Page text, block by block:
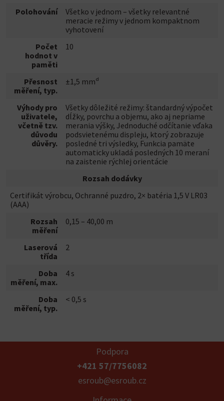
Polohování
Všetko v jednom – všetky relevantné
meracie režimy v jednom kompaktnom
vyhotovení
Počet
hodnot v
paměti
10
Přesnost
měření, typ.
±1,5 mmᵈ
Výhody pro
uživatele,
včetně tzv.
důvodu
důvěry.
Všetky dôležité režimy: štandardný výpočet
dĺžky, povrchu a objemu, ako aj nepriame
merania výšky, Jednoduché odčítanie vďaka
podsvietenému displeju, ktorý zobrazuje
posledné tri výsledky, Funkcia pamäte
automaticky ukladá posledných 10 meraní
na zaistenie rýchlej orientácie
Rozsah dodávky
Certifikát výrobcu, Ochranné puzdro, 2× batéria 1,5 V LR03
(AAA)
Rozsah
měření
0,15 – 40,00 m
Laserová
třída
2
Doba
měření, max.
4 s
Doba
měření, typ.
< 0,5 s
Podpora
+421 57/7756082
esroub@esroub.cz